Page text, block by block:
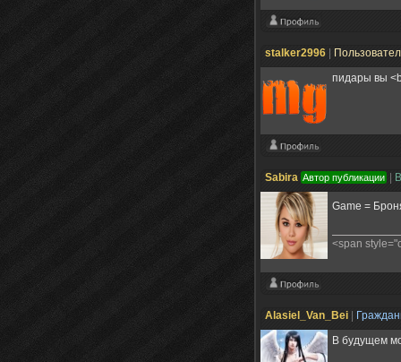
stalker2996
пидары вы
Sabira Автор публикации
Game =
<span
Alasiel_Van_Bei
В будущем